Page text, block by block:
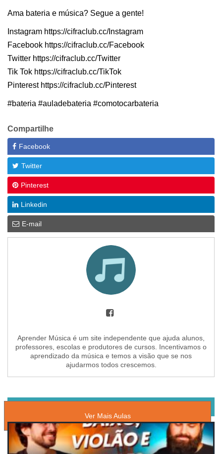
Ama bateria e música? Segue a gente!
Instagram https://cifraclub.cc/Instagram
Facebook https://cifraclub.cc/Facebook
Twitter https://cifraclub.cc/Twitter
Tik Tok https://cifraclub.cc/TikTok
Pinterest https://cifraclub.cc/Pinterest
#bateria #auladebateria #comotocarbateria
Compartilhe
Facebook
Twitter
Pinterest
Linkedin
E-mail
Aprender Música é um site independente que ajuda alunos,
professores, escolas e produtores de cursos. Incentivamos o
aprendizado da música e temos a visão que se nos
ajudarmos todos crescemos.
Ver Mais Aulas